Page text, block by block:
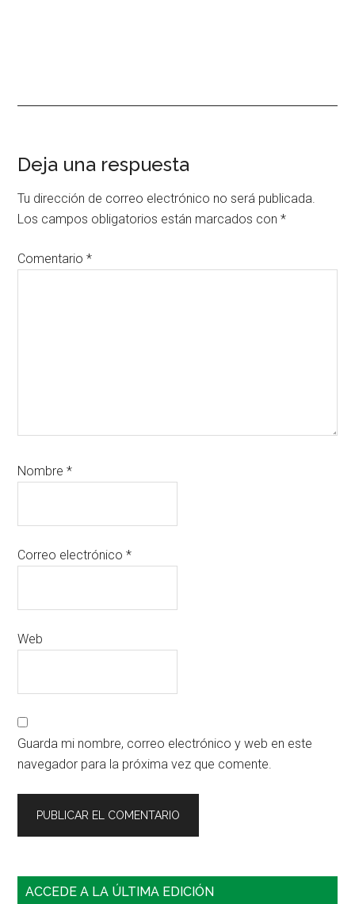
Interacciones
con
los
lectores
Deja una respuesta
Tu dirección de correo electrónico no será publicada.
Los campos obligatorios están marcados con*
Comentario*
Nombre*
Correo electrónico*
Web
Guarda mi nombre, correo electrónico y web en este
navegador para la próxima vez que comente.
Barra
ACCEDE A LA ÚLTIMA EDICIÓN